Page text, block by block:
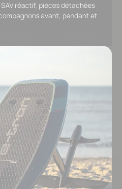
réactif, pièces détachées
avant, pendant et